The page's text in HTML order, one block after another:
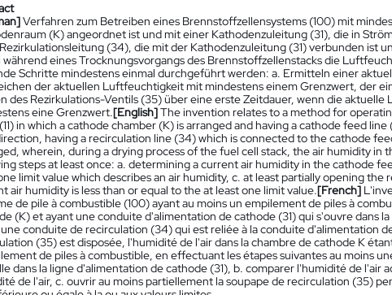
Verfahren zum Betreiben eines Brennstoffzellensystems (100) mit
(K) angeordnet ist und mit einer Kathodenzuleitung (31), die in
(34), die mit der Kathodenzuleitung (31) verbunden ist
während eines Trocknungsvorgangs des Brennstoffzellenstacks die
Schritte mindestens einmal durchgeführt werden: a. Ermitteln einer
der aktuellen Luftfeuchtigkeit mit mindestens einem Grenzwert, der
des Rezirkulations-Ventils (35) über eine erste Zeitdauer, wenn die
eine Grenzwert.[English]The invention relates to a method for
in which a cathode chamber (K) is arranged and having a cathode feed
having a recirculation line (34) which is connected to the cathode
wherein, during a drying process of the fuel cell stack, the air humidity in
steps at least once: a. determining a current air humidity in the cathode
limit value which describes an air humidity, c. at least partially opening
air humidity is less than or equal to the at least one limit value.[French]
de pile à combustible (100) ayant au moins un empilement de piles à
(K) et ayant une conduite d'alimentation de cathode (31) qui s'ouvre dans
conduite de recirculation (34) qui est reliée à la conduite d'alimentation
(35) est disposée, l'humidité de l'air dans la chambre de cathode K
de piles à combustible, en effectuant les étapes suivantes au moins
dans la ligne d'alimentation de cathode (31), b. comparer l'humidité de l'air
de l'air, c. ouvrir au moins partiellement la soupape de recirculation (35)